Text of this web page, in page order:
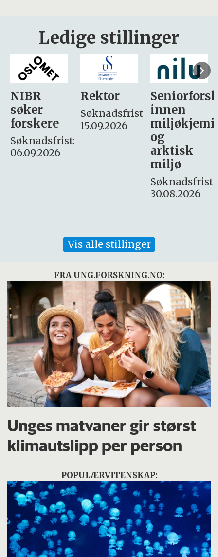
Ledige stillinger
Rektor
Søknadsfrist:
15.09.2026
Seniorforsker
innen
miljøkjemi
søker
– fast
Søknadsfrist:
16. august.
Vis alle stillinger
FRA UNG.FORSKNING.NO:
Unges matvaner gir størst
klimautslipp per person
POPULÆRVITENSKAP: